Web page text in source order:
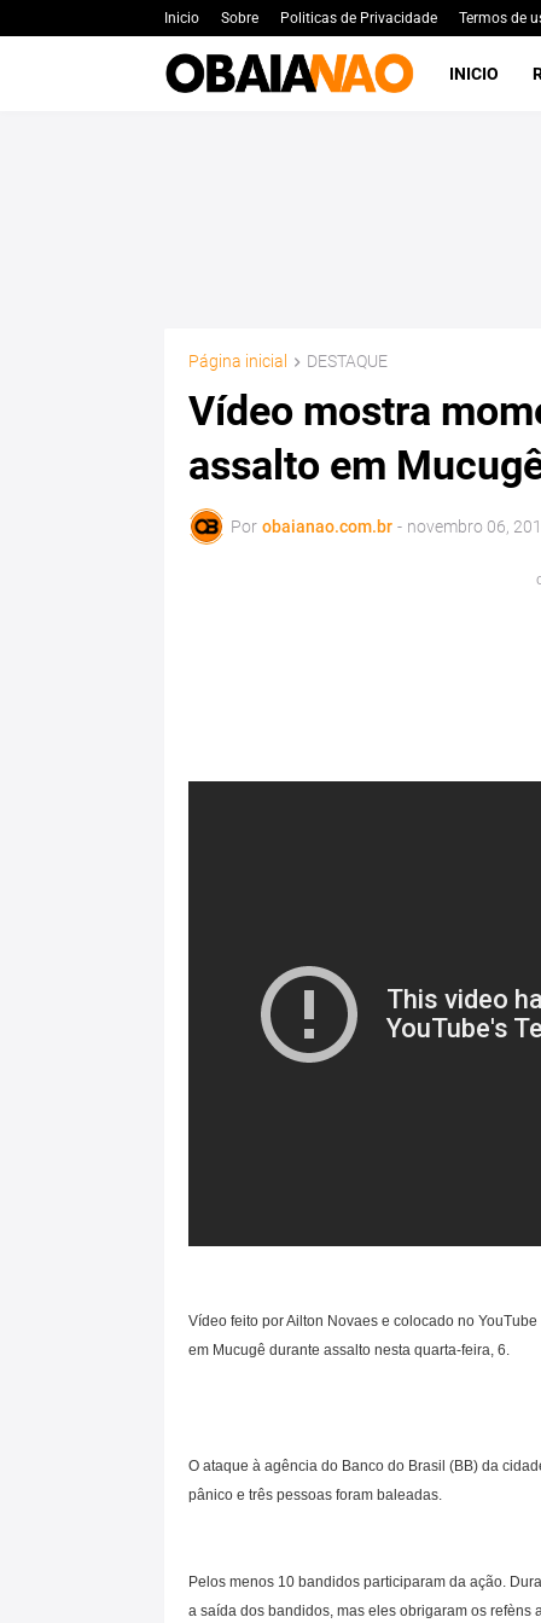
Inicio Sobre Politicas de Privacidade Termos de
INICIO
Página inicial DESTAQUE
Vídeo mostra
assalto em
Por obaianao.com.br - novembro 06,
Vídeo feito por Ailton Novaes e colocado no
em Mucugê durante assalto nesta quarta-feira, 6.
O ataque à agência do Banco do Brasil (BB) da
pânico e três pessoas foram baleadas.
Pelos menos 10 bandidos participaram da ação.
a saída dos bandidos, mas eles obrigaram os